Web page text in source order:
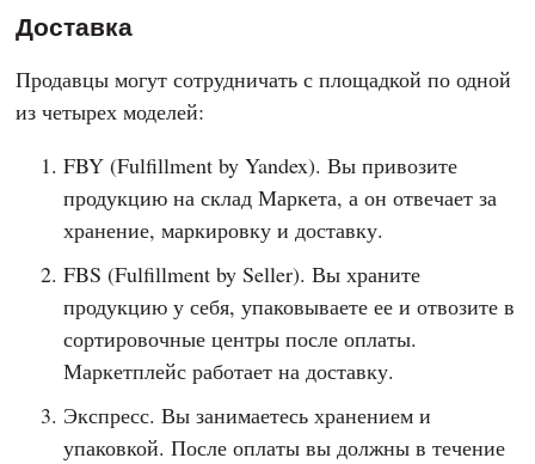
Доставка
Продавцы могут сотрудничать с площадкой по одной
из четырех моделей:
FBY (Fulfillment by Yandex). Вы привозите
продукцию на склад Маркета, а он отвечает за
хранение, маркировку и доставку.
FBS (Fulfillment by Seller). Вы храните
продукцию у себя, упаковываете ее и отвозите в
сортировочные центры после оплаты.
Маркетплейс работает на доставку.
Экспресс. Вы занимаетесь хранением и
упаковкой. После оплаты вы должны в течение